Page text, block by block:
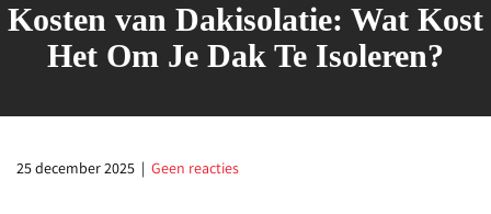
Kosten van Dakisolatie: Wat Kost
Het Om Je Dak Te Isoleren?
25 december 2025 | Geen reacties